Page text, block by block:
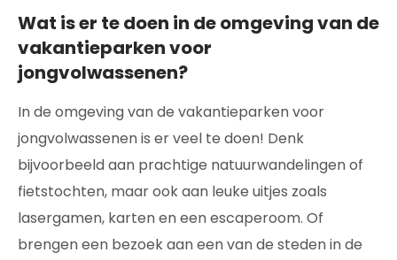
Wat is er te doen in de omgeving van de
vakantieparken voor
jongvolwassenen?
In de omgeving van de vakantieparken voor
jongvolwassenen is er veel te doen! Denk
bijvoorbeeld aan prachtige natuurwandelingen of
fietstochten, maar ook aan leuke uitjes zoals
lasergamen, karten en een escaperoom. Of
brengen een bezoek aan een van de steden in de